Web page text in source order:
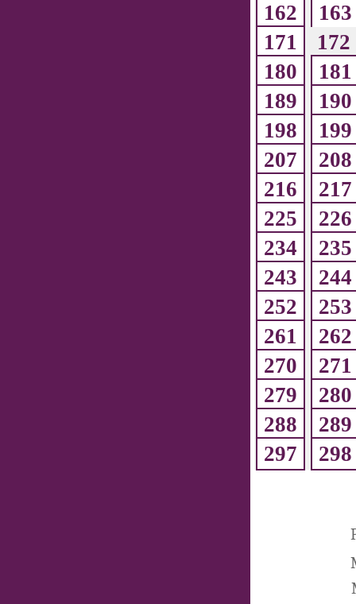
162
163
171
172
180
181
189
190
198
199
207
208
216
217
225
226
234
235
243
244
252
253
261
262
270
271
279
280
288
289
297
298